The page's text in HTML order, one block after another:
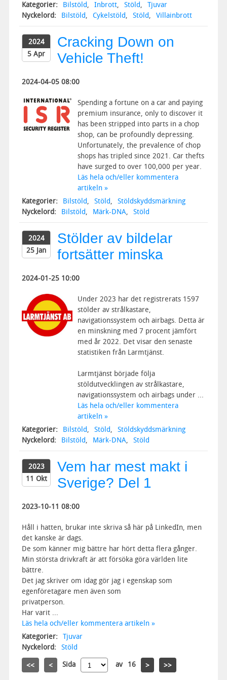
Kategorier:
Bilstöld, Inbrott, Stöld,
Tjuvar
Nyckelord:
Bilstöld, Cykelstöld, Stöld, Villainbrott
2024
5 Apr
Cracking Down on
Vehicle Theft!
2024-04-05 08:00
Spending a fortune on a car and paying
premium insurance, only to discover it
has been stripped into parts in a chop
shop, can be profoundly depressing.
Unfortunately, the prevalence of chop
shops has tripled since 2021. Car thefts
have surged to over 100,000 per year.
Läs hela och/eller kommentera
artikeln »
Kategorier:
Bilstöld, Stöld,
Stöldskyddsmärkning
Nyckelord:
Bilstöld, Märk-DNA, Stöld
2024
25 Jan
Stölder av bildelar
fortsätter minska
2024-01-25 10:00
Under 2023 har det registrerats 1597
stölder av strålkastare,
navigationssystem och airbags. Detta är
en minskning med 7 procent jämfört
med år 2022. Det visar den senaste
statistiken från Larmtjänst.
Larmtjänst började följa
stöldutvecklingen av strålkastare,
navigationssystem och airbags under ...
Läs hela och/eller kommentera
artikeln »
Kategorier:
Bilstöld, Stöld,
Stöldskyddsmärkning
Nyckelord:
Bilstöld, Märk-DNA, Stöld
2023
11 Okt
Vem har mest makt i
Sverige? Del 1
2023-10-11 08:00
Håll i hatten, brukar inte skriva så här på LinkedIn, men
det kanske är dags.
De som känner mig bättre har hört detta flera gånger.
Min största drivkraft är att försöka göra världen lite
bättre.
Det jag skriver om idag gör jag i egenskap som
egenföretagare men även som
privatperson.
Har varit ...
Läs hela och/eller kommentera artikeln »
Kategorier: Tjuvar
Nyckelord: Stöld
<< < Sida av 16 > >>